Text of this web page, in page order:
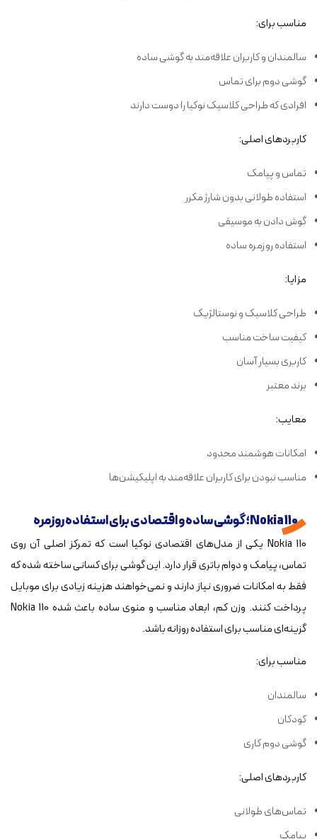
مناسب برای:
سالمندان و کاربران علاقه‌مند به گوشی ساده
گوشی دوم برای تماس
افرادی که طراحی کلاسیک نوکیا را دوست دارند
کاربردهای اصلی:
تماس و پیامک
استفاده طولانی بدون شارژ مکرر
گوش دادن به موسیقی
استفاده روزمره ساده
مزایا:
طراحی کلاسیک و نوستالژیک
کیفیت ساخت مناسب
کاربری بسیار آسان
برند معتبر
معایب:
امکانات هوشمند محدود
مناسب نبودن برای کاربران علاقه‌مند به اپلیکیشن‌ها
Nokia 110؛ گوشی ساده و اقتصادی برای استفاده روزمره
Nokia 110 یکی از مدل‌های اقتصادی نوکیا است که تمرکز اصلی آن روی
تماس، پیامک و دوام باتری قرار دارد. این گوشی برای کسانی ساخته شده که
فقط به امکانات ضروری نیاز دارند و نمی‌خواهند هزینه زیادی برای موبایل
پرداخت کنند. وزن کم، ابعاد مناسب و منوی ساده باعث شده Nokia 110
گزینه‌ای مناسب برای استفاده روزانه باشد.
مناسب برای:
سالمندان
کودکان
گوشی دوم کاری
کاربردهای اصلی:
تماس‌های طولانی
پیامک